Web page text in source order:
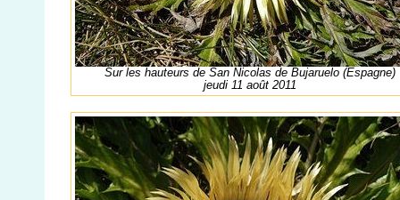
Sur les hauteurs de San Nicolas de Bujaruelo (Espagne)
jeudi 11 août 2011